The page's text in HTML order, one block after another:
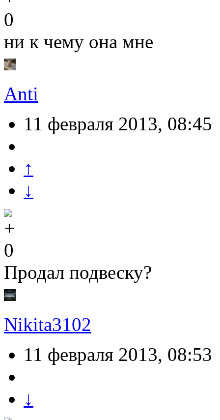
0
ни к чему она мне
Anti
11 февраля 2013, 08:45
↑
↓
0
Продал подвеску?
Nikita3102
11 февраля 2013, 08:53
↓